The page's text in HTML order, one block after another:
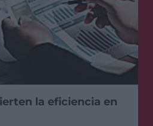
la eficiencia en